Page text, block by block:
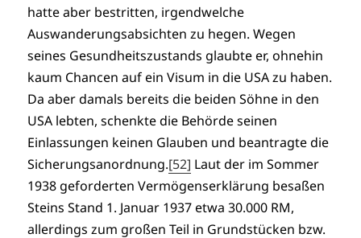
hatte aber bestritten, irgendwelche
Auswanderungsabsichten zu hegen. Wegen
seines Gesundheitszustands glaubte er, ohnehin
kaum Chancen auf ein Visum in die USA zu haben.
Da aber damals bereits die beiden Söhne in den
USA lebten, schenkte die Behörde seinen
Einlassungen keinen Glauben und beantragte die
Sicherungsanordnung.[52] Laut der im Sommer
1938 geforderten Vermögenserklärung besaßen
Steins Stand 1. Januar 1937 etwa 30.000 RM,
allerdings zum großen Teil in Grundstücken bzw.